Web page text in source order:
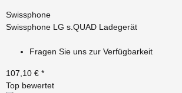
Swissphone
Swissphone LG s.QUAD Ladegerät
Fragen Sie uns zur Verfügbarkeit
107,10 € *
Top bewertet